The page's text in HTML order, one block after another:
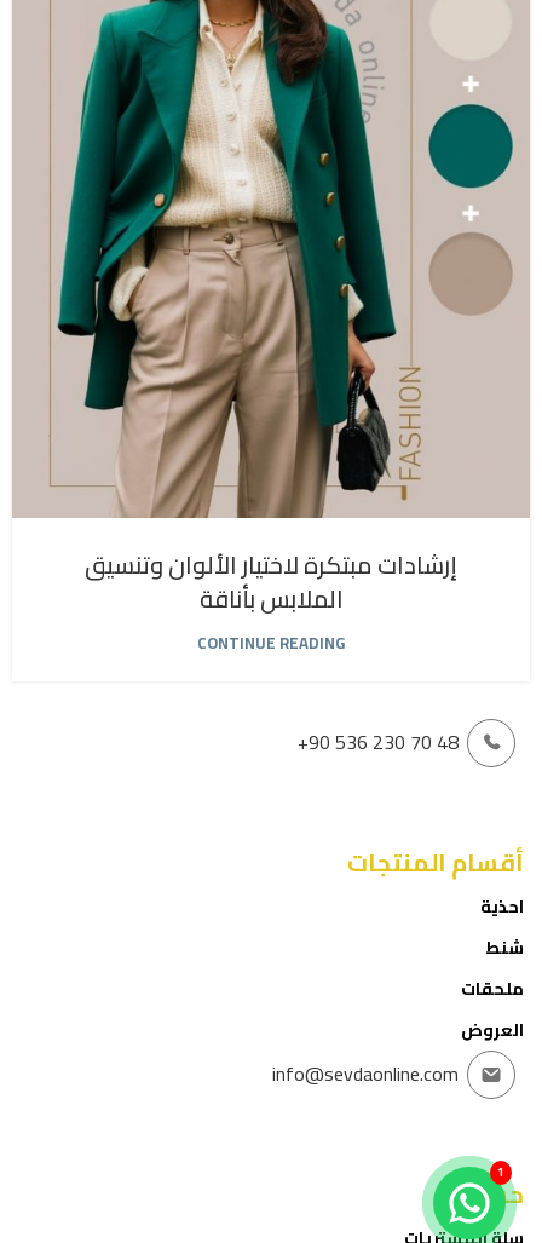
إرشادات مبتكرة لاختيار الألوان وتنسيق
الملابس بأناقة
CONTINUE READING
+90 536 230 70 48
أقسام المنتجات
احذية
شنط
ملحقات
العروض
info@sevdaonline.com
حسابي
1